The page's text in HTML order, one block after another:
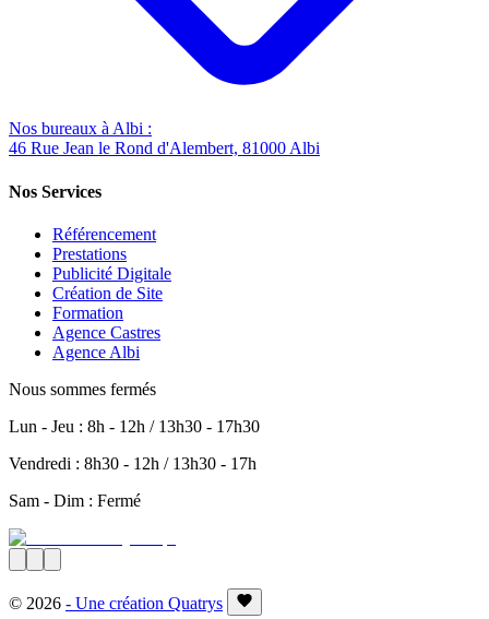
Nos bureaux à Albi :
46 Rue Jean le Rond d'Alembert, 81000 Albi
Nos Services
Référencement
Prestations
Publicité Digitale
Création de Site
Formation
Agence Castres
Agence Albi
Nous sommes fermés
Lun - Jeu : 8h - 12h / 13h30 - 17h30
Vendredi : 8h30 - 12h / 13h30 - 17h
Sam - Dim : Fermé
© 2026 - Une création Quatrys